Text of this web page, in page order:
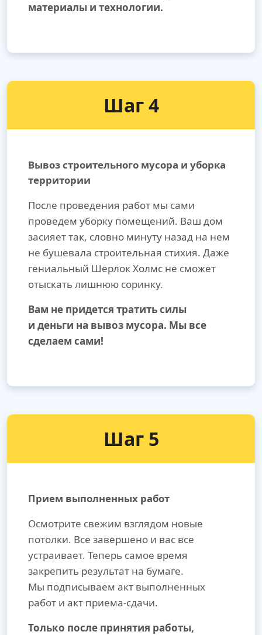
материалы и технологии.
Шаг 4
Вывоз строительного мусора и уборка
территории
После проведения работ мы сами
проведем уборку помещений. Ваш дом
засияет так, словно минуту назад на нем
не бушевала строительная стихия. Даже
гениальный Шерлок Холмс не сможет
отыскать лишнюю соринку.
Вам не придется тратить силы
и деньги на вывоз мусора. Мы все
сделаем сами!
Шаг 5
Прием выполненных работ
Осмотрите свежим взглядом новые
потолки. Все завершено и вас все
устраивает. Теперь самое время
закрепить результат на бумаге.
Мы подписываем акт выполненных
работ и акт приема-сдачи.
Только после принятия работы,